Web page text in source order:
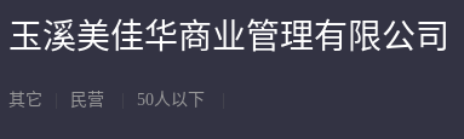
玉溪美佳华商业管理有限公司
其它 民营 50人以下